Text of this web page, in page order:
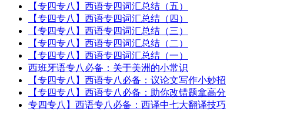
【专四专八】西语专四词汇总结（五）
【专四专八】西语专四词汇总结（四）
【专四专八】西语专四词汇总结（三）
【专四专八】西语专四词汇总结（二）
【专四专八】西语专四词汇总结（一）
西班牙语专八必备：关于美洲的小常识
【专四专八】西语专八必备：议论文写作小妙招
【专四专八】西语专八必备：助你改错题拿高分
专四专八】西语专八必备：西译中七大翻译技巧